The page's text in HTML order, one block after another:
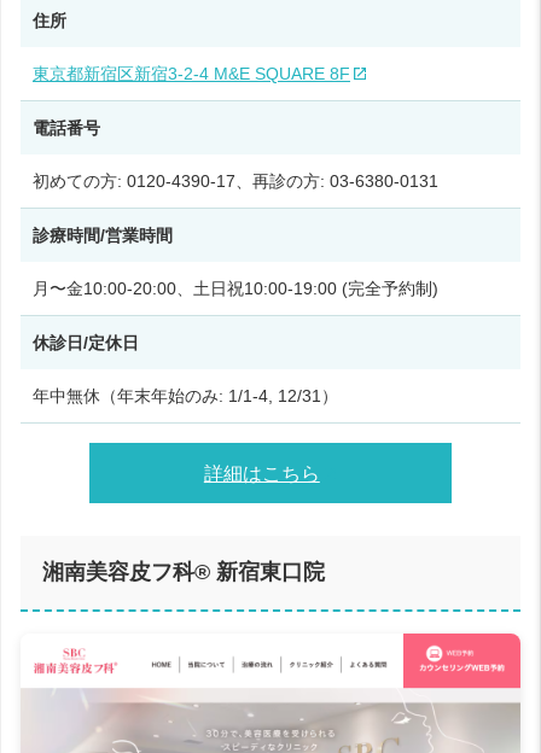
住所
東京都新宿区新宿3-2-4 M&E SQUARE 8F
電話番号
初めての方: 0120-4390-17、再診の方: 03-6380-0131
診療時間/営業時間
月〜金10:00-20:00、土日祝10:00-19:00 (完全予約制)
休診日/定休日
年中無休（年末年始のみ: 1/1-4, 12/31）
詳細はこちら
湘南美容皮フ科® 新宿東口院